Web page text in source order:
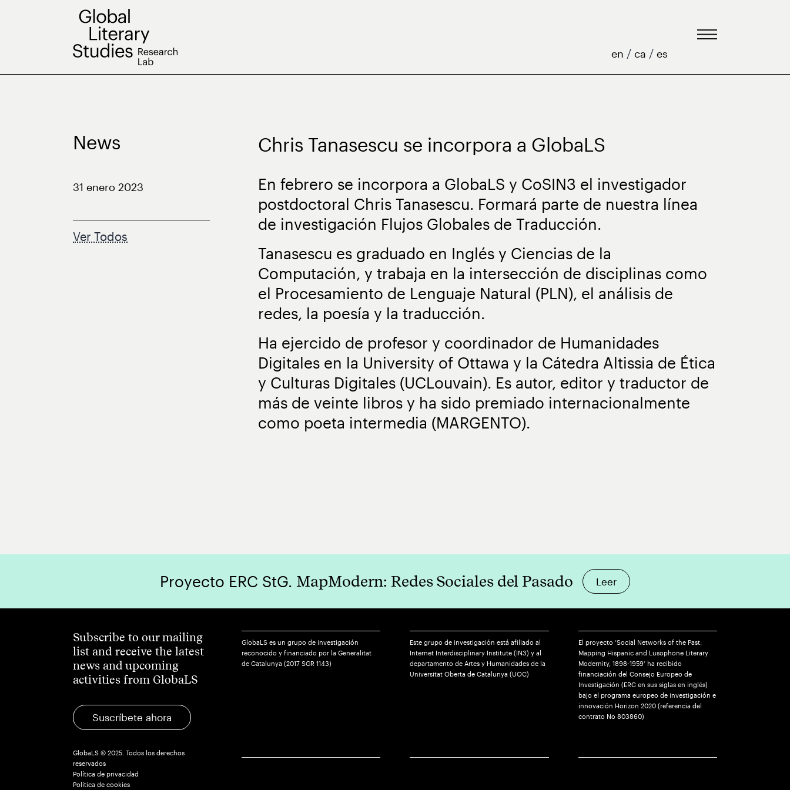
en / ca / es
News
31 enero 2023
Ver Todos
Chris Tanasescu se incorpora a GlobaLS
En febrero se incorpora a GlobaLS y CoSIN3 el investigador
postdoctoral Chris Tanasescu. Formará parte de nuestra línea
de investigación Flujos Globales de Traducción.
Tanasescu es graduado en Inglés y Ciencias de la
Computación, y trabaja en la intersección de disciplinas como
el Procesamiento de Lenguaje Natural (PLN), el análisis de
redes, la poesía y la traducción.
Ha ejercido de profesor y coordinador de Humanidades
Digitales en la University of Ottawa y la Cátedra Altissia de Ética
y Culturas Digitales (UCLouvain). Es autor, editor y traductor de
más de veinte libros y ha sido premiado internacionalmente
como poeta intermedia (MARGENTO).
Proyecto ERC StG. MapModern: Redes Sociales del Pasado Leer
Subscribe to our mailing
list and receive the latest
news and upcoming
activities from GlobaLS
Suscríbete ahora
GlobaLS © 2025. Todos los derechos
reservados
Política de privacidad
Política de cookies
GlobaLS es un grupo de investigación
reconocido y financiado por la Generalitat
de Catalunya (2017 SGR 1143)
Este grupo de investigación está afiliado al
Internet Interdisciplinary Institute (IN3) y al
departamento de Artes y Humanidades de la
Universitat Oberta de Catalunya (UOC)
El proyecto ‘Social Networks of the Past:
Mapping Hispanic and Lusophone Literary
Modernity, 1898-1959’ ha recibido
financiación del Consejo Europeo de
Investigación (ERC en sus siglas en inglés)
bajo el programa europeo de investigación e
innovación Horizon 2020 (referencia del
contrato No 803860)